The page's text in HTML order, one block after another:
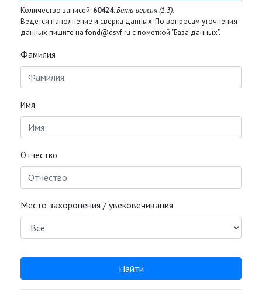
Количество записей: 60424.Бета-версия (1.3).
Ведется наполнение и сверка данных. По вопросам уточнения
данных пишите на fond@dsvf.ru с пометкой "База данных".
Фамилия
Имя
Отчество
Место захоронения / увековечивания
Найти